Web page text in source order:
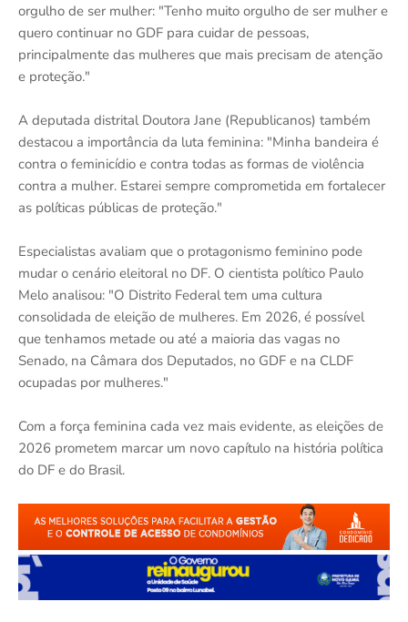
orgulho de ser mulher: "Tenho muito orgulho de ser mulher e
quero continuar no GDF para cuidar de pessoas,
principalmente das mulheres que mais precisam de atenção
e proteção."
A deputada distrital Doutora Jane (Republicanos) também
destacou a importância da luta feminina: "Minha bandeira é
contra o feminicídio e contra todas as formas de violência
contra a mulher. Estarei sempre comprometida em fortalecer
as políticas públicas de proteção."
Especialistas avaliam que o protagonismo feminino pode
mudar o cenário eleitoral no DF. O cientista político Paulo
Melo analisou: "O Distrito Federal tem uma cultura
consolidada de eleição de mulheres. Em 2026, é possível
que tenhamos metade ou até a maioria das vagas no
Senado, na Câmara dos Deputados, no GDF e na CLDF
ocupadas por mulheres."
Com a força feminina cada vez mais evidente, as eleições de
2026 prometem marcar um novo capítulo na história política
do DF e do Brasil.